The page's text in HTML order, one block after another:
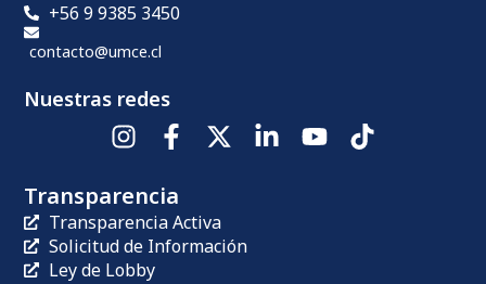
+56 9 9385 3450
contacto@umce.cl
Nuestras redes
Transparencia
Transparencia Activa
Solicitud de Información
Ley de Lobby